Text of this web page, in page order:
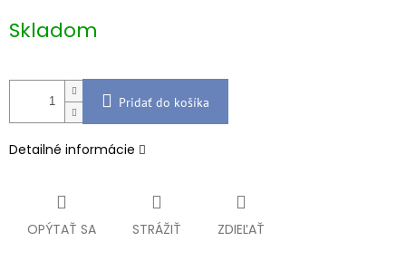
cena:
Skladom
Pridať do košíka
Detailné informácie
OPÝTAŤ SA STRÁŽIŤ ZDIEĽAŤ